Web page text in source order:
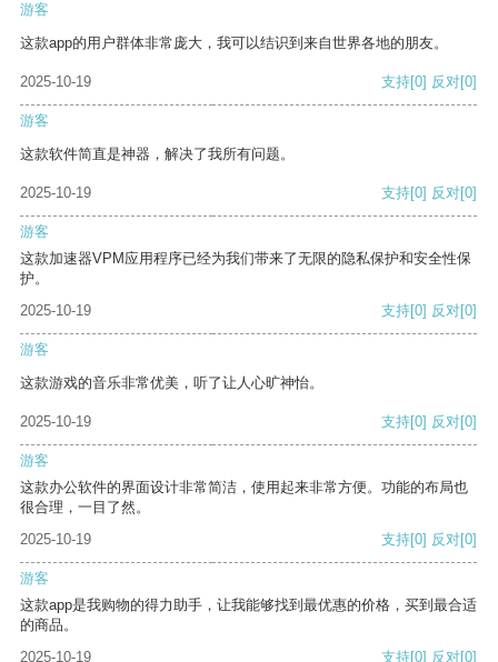
游客
这款app的用户群体非常庞大，我可以结识到来自世界各地的朋友。
2025-10-19 支持[0] 反对[0]
游客
这款软件简直是神器，解决了我所有问题。
2025-10-19 支持[0] 反对[0]
游客
这款加速器VPM应用程序已经为我们带来了无限的隐私保护和安全性保
护。
2025-10-19
支持[0] 反对[0]
游客
这款游戏的音乐非常优美，听了让人心旷神怡。
2025-10-19 支持[0] 反对[0]
游客
这款办公软件的界面设计非常简洁，使用起来非常方便。功能的布局也
很合理，一目了然。
2025-10-19
支持[0] 反对[0]
游客
这款app是我购物的得力助手，让我能够找到最优惠的价格，买到最合适
的商品。
2025-10-19
支持[0] 反对[0]